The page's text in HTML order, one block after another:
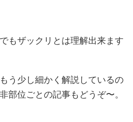
もザックリとは理解出来ます
う少し細かく解説しているの
部位ごとの記事もどうぞ〜。